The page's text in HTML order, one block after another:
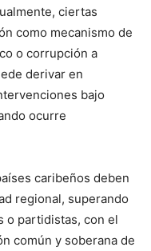
ciertas
como mecanismo de
o corrupción a
derivar en
bajo
ocurre
caribeños deben
regional, superando
o partidistas, con el
común y soberana de